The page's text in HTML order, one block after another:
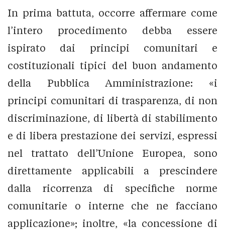
In prima battuta, occorre affermare come
l’intero procedimento debba essere
ispirato dai principi comunitari e
costituzionali tipici del buon andamento
della Pubblica Amministrazione: «i
principi comunitari di trasparenza, di non
discriminazione, di libertà di stabilimento
e di libera prestazione dei servizi, espressi
nel trattato dell’Unione Europea, sono
direttamente applicabili a prescindere
dalla ricorrenza di specifiche norme
comunitarie o interne che ne facciano
applicazione»; inoltre, «la concessione di